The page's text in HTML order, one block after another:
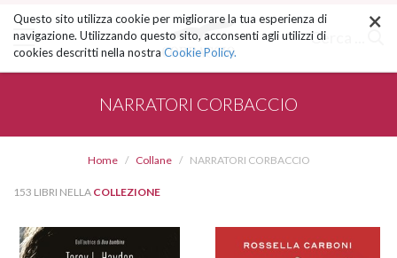
ai
contenuti.
|
Salta
Cerca ... ×
Questo sito utilizza cookie per migliorare la tua esperienza di
navigazione. Utilizzando questo sito, acconsenti agli utilizzi di
cookies descritti nella nostra Cookie Policy.
NARRATORI CORBACCIO
Home Collane NARRATORI CORBACCIO
153 LIBRI NELLA COLLEZIONE